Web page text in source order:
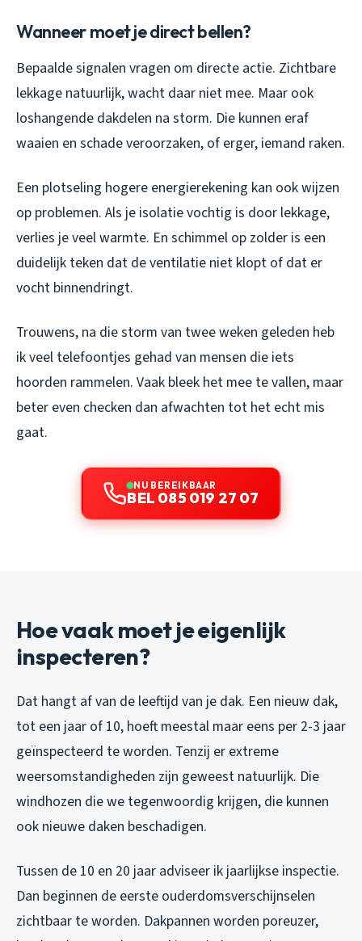
Wanneer moet je direct bellen?
Bepaalde signalen vragen om directe actie. Zichtbare
lekkage natuurlijk, wacht daar niet mee. Maar ook
loshangende dakdelen na storm. Die kunnen eraf
waaien en schade veroorzaken, of erger, iemand raken.
Een plotseling hogere energierekening kan ook wijzen
op problemen. Als je isolatie vochtig is door lekkage,
verlies je veel warmte. En schimmel op zolder is een
duidelijk teken dat de ventilatie niet klopt of dat er
vocht binnendringt.
Trouwens, na die storm van twee weken geleden heb
ik veel telefoontjes gehad van mensen die iets
hoorden rammelen. Vaak bleek het mee te vallen, maar
beter even checken dan afwachten tot het echt mis
gaat.
NU BEREIKBAAR
BEL 085 019 27 07
Hoe vaak moet je eigenlijk
inspecteren?
Dat hangt af van de leeftijd van je dak. Een nieuw dak,
tot een jaar of 10, hoeft meestal maar eens per 2-3 jaar
geïnspecteerd te worden. Tenzij er extreme
weersomstandigheden zijn geweest natuurlijk. Die
windhozen die we tegenwoordig krijgen, die kunnen
ook nieuwe daken beschadigen.
Tussen de 10 en 20 jaar adviseer ik jaarlijkse inspectie.
Dan beginnen de eerste ouderdomsverschijnselen
zichtbaar te worden. Dakpannen worden poreuzer,